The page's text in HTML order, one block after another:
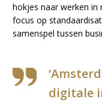
hokjes naar werken in
focus op
samenspel tussen
digitale